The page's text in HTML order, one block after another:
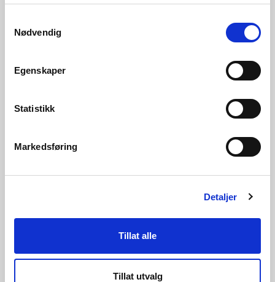
Nødvendig
Egenskaper
Statistikk
Markedsføring
Detaljer
Tillat alle
Tillat utvalg
Vassmagasinstatistikk veke 31 2026